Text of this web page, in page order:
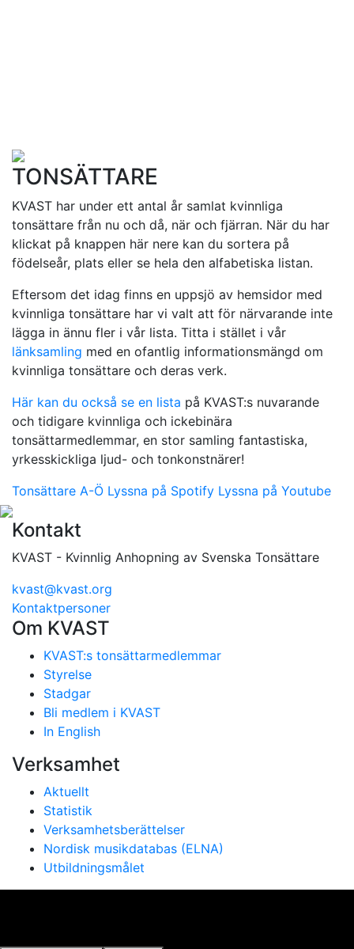
TONSÄTTARE
KVAST har under ett antal år samlat kvinnliga
tonsättare från nu och då, när och fjärran. När du har
klickat på knappen här nere kan du sortera på
födelseår, plats eller se hela den alfabetiska listan.
Eftersom det idag finns en uppsjö av hemsidor med
kvinnliga tonsättare har vi valt att för närvarande inte
lägga in ännu fler i vår lista. Titta i stället i vår
länksamling med en ofantlig informationsmängd om
kvinnliga tonsättare och deras verk.
Här kan du också se en lista på KVAST:s nuvarande
och tidigare kvinnliga och ickebinära
tonsättarmedlemmar, en stor samling fantastiska,
yrkesskickliga ljud- och tonkonstnärer!
Tonsättare A-Ö Lyssna på Spotify Lyssna på Youtube
Kontakt
KVAST - Kvinnlig Anhopning av Svenska Tonsättare
kvast@kvast.org
Kontaktpersoner
Om KVAST
KVAST:s tonsättarmedlemmar
Styrelse
Stadgar
Bli medlem i KVAST
In English
Verksamhet
Aktuellt
Statistik
Verksamhetsberättelser
Nordisk musikdatabas (ELNA)
Utbildningsmålet